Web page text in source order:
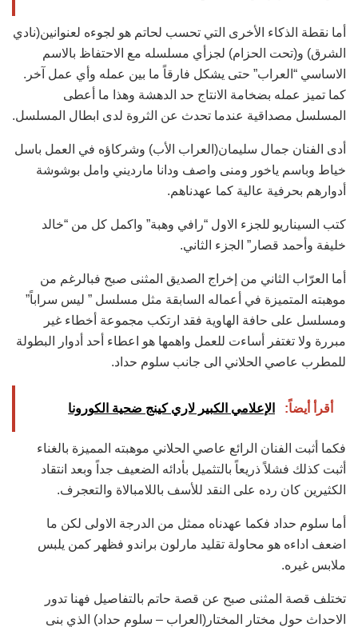
أما نقطة الذكاء الأخرى التي تحسب لحاتم هو لجوءه لعنوانين(نادي
الشرق) و(تحت الحزام) لجزأي مسلسله ‏مع الاحتفاظ بالاسم
الاساسي “العراب” حتى يشكل فارقاً ما بين عمله وأي عمل آخر.
كما تميز عمله بضخامة ‏الانتاج حد الدهشة وهذا ما أعطى
المسلسل مصداقية عندما تحدث عن الثروة لدى ابطال المسلسل.‏
أدى الفنان جمال سليمان(العراب الأب) وشركاؤه في العمل باسل
خياط وباسم ياخور ومنى واصف ودانا ‏مارديني وامل بوشوشة
أدوارهم بحرفية عالية كما عهدناهم.‏
كتب السيناريو للجزء الاول “رافي وهبة” واكمل كل من “خالد
خليفة وأحمد قصار” الجزء الثاني.‏
أما العرّاب الثاني من إخراج الصديق المثنى صبح فبالرغم من
موهبته المتميزة في أعماله السابقة مثل مسلسل ‏‏” ليس سراباً”
ومسلسل على حافة الهاوية فقد ارتكب مجموعة أخطاء غير
مبررة ولا تغتفر أساءت للعمل واهمها ‏هو اعطاء أحد أدوار البطولة
للمطرب عاصي الحلاني الى جانب سلوم حداد.‏
أقرأ أيضاً: الإعلامي الكبير لاري كينج ضحية الكورونا
فكما أثبت الفنان الرائع عاصي الحلاني موهبته المميزة بالغناء
أثبت كذلك فشلاً ذريعاً بالتثميل بأدائه ‏الضعيف جداً وبعد انتقاد
الكثيرين كان رده على النقد للأسف باللامبالاة والتعجرف.‏
أما سلوم حداد فكما عهدناه ممثل من الدرجة الاولى لكن ما
اضعف اداءه هو محاولة تقليد مارلون براندو ‏فظهر كمن يلبس
ملابس غيره. ‏
تختلف قصة المثنى صبح عن قصة حاتم بالتفاصيل فهنا تدور
الاحداث حول مختار المختار(العراب – سلوم ‏حداد) الذي بنى